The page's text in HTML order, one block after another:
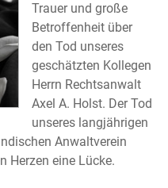
Trauer und große
Betroffenheit über
den Tod unseres
geschätzten Kollegen
Herrn Rechtsanwalt
Axel A. Holst. Der Tod
unseres langjährigen
Anwaltverein
Herzen eine Lücke.